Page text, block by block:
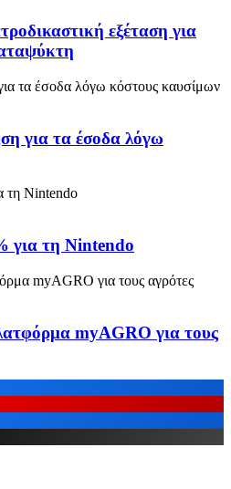
εξέταση για
για τα έσοδα λόγω
για τη Nintendo
myAGRO για τους